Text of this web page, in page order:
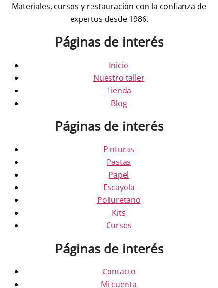
Materiales, cursos y restauración con la confianza de
expertos desde 1986.
Páginas de interés
Inicio
Nuestro taller
Tienda
Blog
Páginas de interés
Pinturas
Pastas
Papel
Escayola
Poliuretano
Kits
Cursos
Páginas de interés
Contacto
Mi cuenta